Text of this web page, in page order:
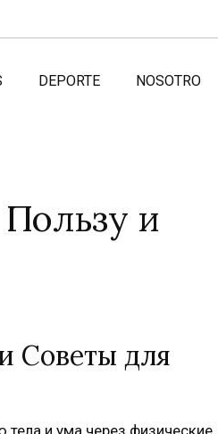
DEPORTE NOSOTRO
и
Советы для
тела и ума через физические